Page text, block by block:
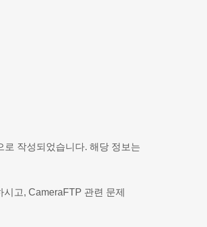
작성되었습니다. 해당 정보는
고, CameraFTP 관련 문제